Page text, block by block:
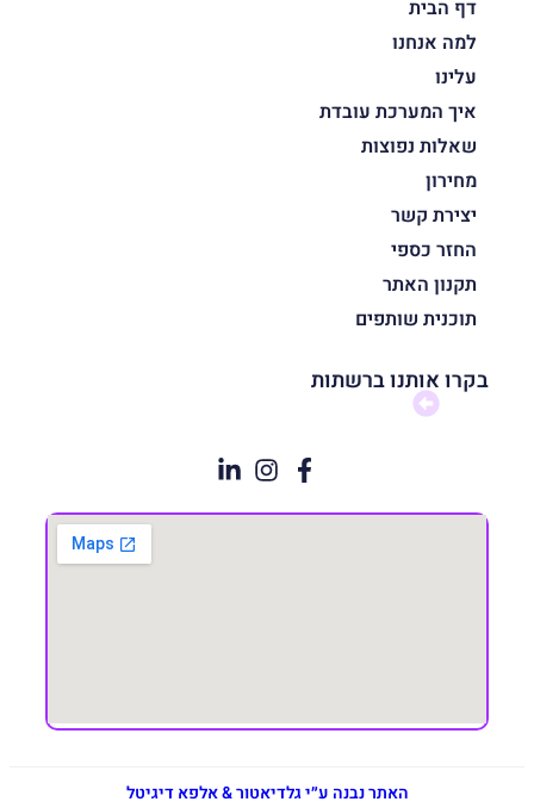
דף הבית
למה אנחנו
עלינו
איך המערכת עובדת
שאלות נפוצות
מחירון
יצירת קשר
החזר כספי
תקנון האתר
תוכנית שותפים
בקרו אותנו ברשתות
האתר נבנה ע״י גלדיאטור & אלפא דיגיטל